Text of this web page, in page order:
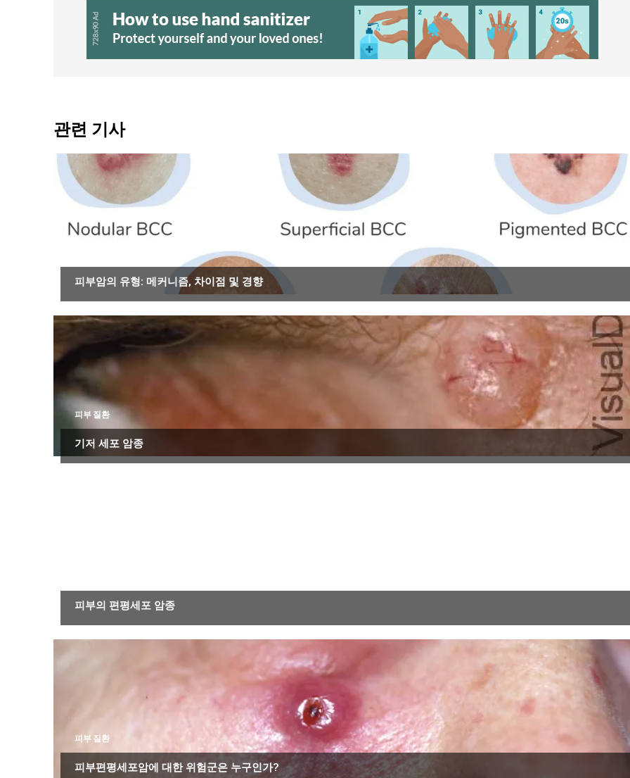
관련 기사
피부암의 유형: 메커니즘, 차이점 및 경향
피부 질환
기저 세포 암종
피부의 편평세포 암종
피부 질환
피부편평세포암에 대한 위험군은 누구인가?